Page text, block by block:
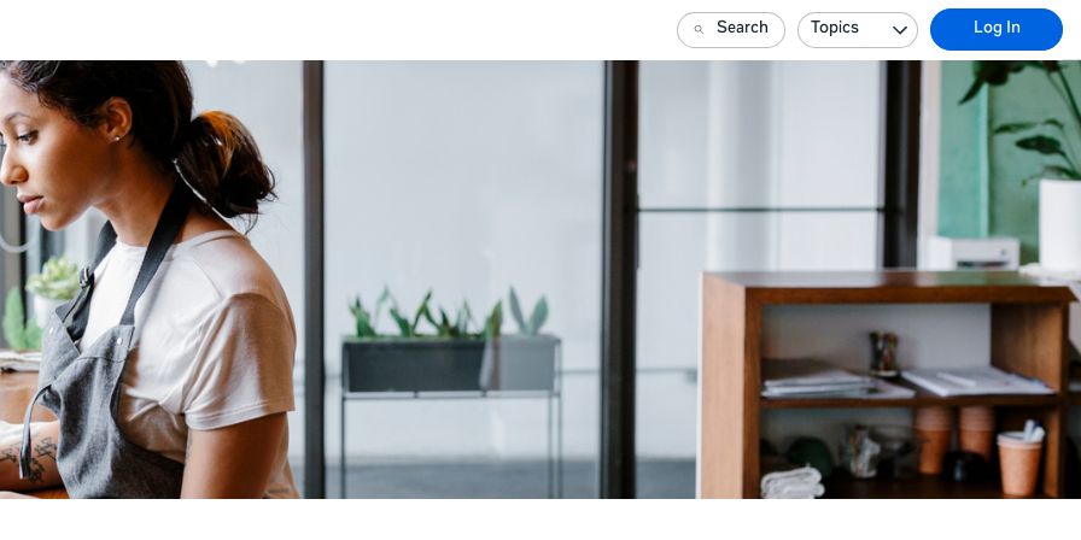
Search Topics Log In